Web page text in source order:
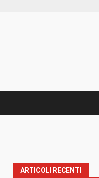
ARTICOLI RECENTI